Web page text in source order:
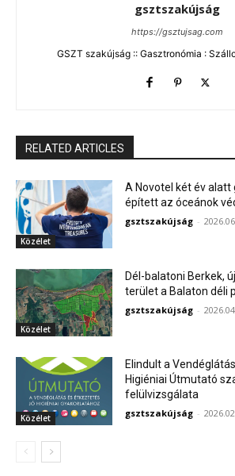
gsztszakújság
https://gsztujsag.com
GSZT szakújság :: Gasztronómia :
RELATED ARTICLES
Közélet
A Novotel két év
épített az óceánok
gsztszakújság -
Közélet
Dél-balatoni Berkek,
terület a Balaton déli
gsztszakújság -
Közélet
Elindult a
Higiéniai Útmutató
felülvizsgálata
gsztszakújság -